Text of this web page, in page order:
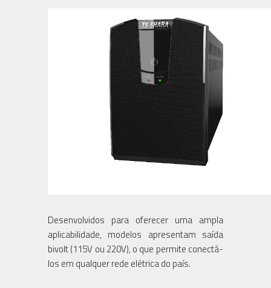
Desenvolvidos para oferecer uma ampla
aplicabilidade, modelos apresentam saída
bivolt (115V ou 220V), o que permite conectá-
los em qualquer rede elétrica do país.